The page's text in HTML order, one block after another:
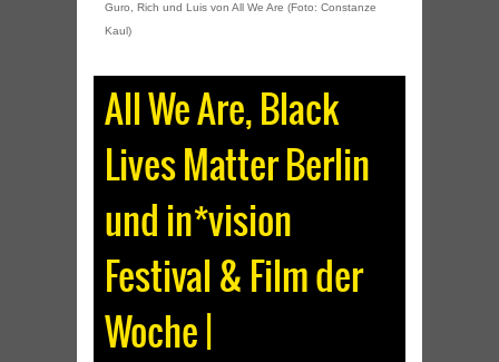
Guro, Rich und Luis von All We Are (Foto: Constanze
Kaul)
All We Are, Black
Lives Matter Berlin
und in*vision
Festival & Film der
Woche |